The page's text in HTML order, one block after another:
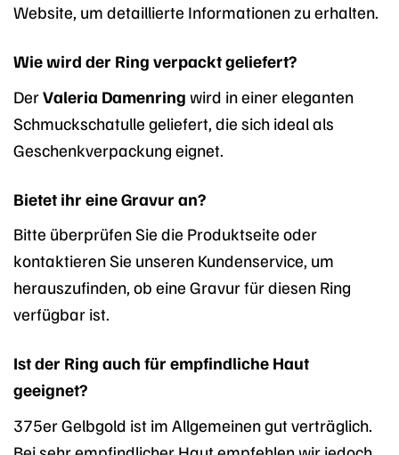
Website, um detaillierte Informationen zu erhalten.
Wie wird der Ring verpackt geliefert?
DerValeria Damenring wird in einer eleganten
Schmuckschatulle geliefert, die sich ideal als
Geschenkverpackung eignet.
Bietet ihr eine Gravur an?
Bitte überprüfen Sie die Produktseite oder
kontaktieren Sie unseren Kundenservice, um
herauszufinden, ob eine Gravur für diesen Ring
verfügbar ist.
Ist der Ring auch für empfindliche Haut
geeignet?
375er Gelbgold ist im Allgemeinen gut verträglich.